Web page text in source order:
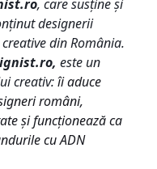
, care susțineși
ținut designerii
din România.
, este un
creativ:îi aduce
români,
și funcționează ca
cu ADN